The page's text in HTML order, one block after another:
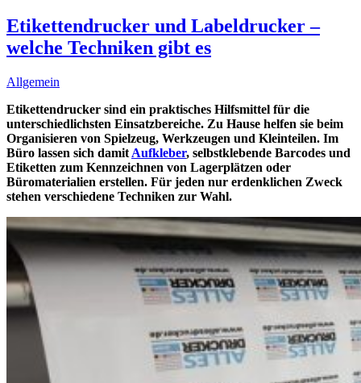
Etikettendrucker und Labeldrucker –
welche Techniken gibt es
Allgemein
Etikettendrucker sind ein praktisches Hilfsmittel für die
unterschiedlichsten Einsatzbereiche. Zu Hause helfen sie beim
Organisieren von Spielzeug, Werkzeugen und Kleinteilen. Im
Büro lassen sich damit Aufkleber, selbstklebende Barcodes und
Etiketten zum Kennzeichnen von Lagerplätzen oder
Büromaterialien erstellen. Für jeden nur erdenklichen Zweck
stehen verschiedene Techniken zur Wahl.